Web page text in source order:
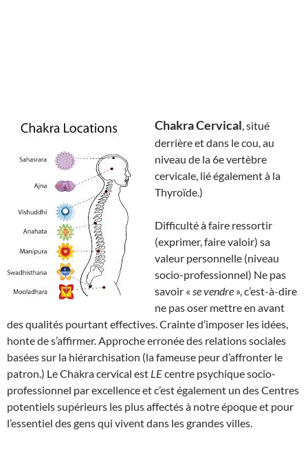
Chakra Cervical, situé
derrière et dans le cou, au
niveau de la 6e vertèbre
cervicale, lié également à la
Thyroïde.)
Difficulté à faire ressortir
(exprimer, faire valoir) sa
valeur personnelle (niveau
socio-professionnel) Ne pas
savoir « se vendre », c’est-à-dire
ne pas oser mettre en avant
des qualités pourtant effectives. Crainte d’imposer les idées,
honte de s’affirmer. Approche erronée des relations sociales
basées sur la hiérarchisation (la fameuse peur d’affronter le
patron.) Le Chakra cervical est LEcentre psychique socio-
professionnel par excellence et c’est également un des Centres
potentiels supérieurs les plus affectés à notre époque et pour
l’essentiel des gens qui vivent dans les grandes villes.